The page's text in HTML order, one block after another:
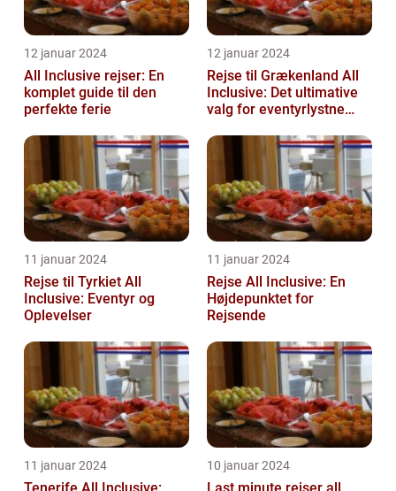
12 januar 2024
All Inclusive rejser: En
komplet guide til den
perfekte ferie
12 januar 2024
Rejse til Grækenland All
Inclusive: Det ultimative
valg for eventyrlystne
11 januar 2024
Rejse til Tyrkiet All
Inclusive: Eventyr og
Oplevelser
11 januar 2024
Rejse All Inclusive: En
Højdepunktet for
Rejsende
11 januar 2024
Tenerife All Inclusive:
10 januar 2024
Last minute rejser all